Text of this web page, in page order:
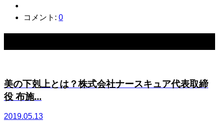
コメント: 0
美の下剋上とは？株式会社ナースキュア代表取締
役 布施...
2019.05.13